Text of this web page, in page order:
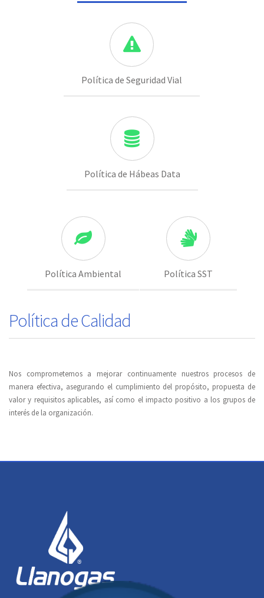
Política de Seguridad Vial
Política de Hábeas Data
Política Ambiental Política SST
Política de Calidad
Nos comprometemos a mejorar continuamente nuestros procesos de
manera efectiva, asegurando el cumplimiento del propósito, propuesta de
valor y requisitos aplicables, así como el impacto positivo a los grupos de
interés de la organización.